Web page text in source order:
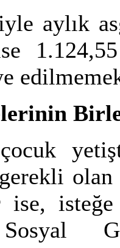
aylık
olan
ise,